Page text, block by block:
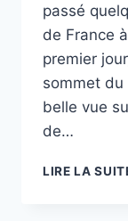
passé
de France
premier
sommet
belle vue
de…
LIRE LA